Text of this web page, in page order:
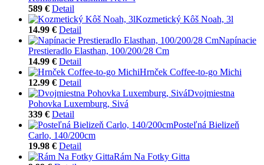
589 € Detail
Kozmetický Kôš Noah, 3l
14.99 € Detail
Napínacie
Prestieradlo Elasthan, 100/200/28 Cm
14.99 € Detail
Hrnček Coffee-to-go Michi
12.99 € Detail
Dvojmiestna
Pohovka Luxemburg, Sivá
339 € Detail
Posteľná Bielizeň
Carlo, 140/200cm
19.98 € Detail
Rám Na Fotky Gitta